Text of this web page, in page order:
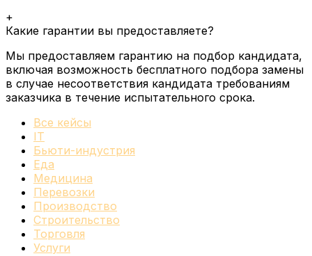
+
Какие гарантии вы предоставляете?
Мы предоставляем гарантию на подбор кандидата,
включая возможность бесплатного подбора замены
в случае несоответствия кандидата требованиям
заказчика в течение испытательного срока.
Все кейсы
IT
Бьюти-индустрия
Еда
Медицина
Перевозки
Производство
Строительство
Торговля
Услуги